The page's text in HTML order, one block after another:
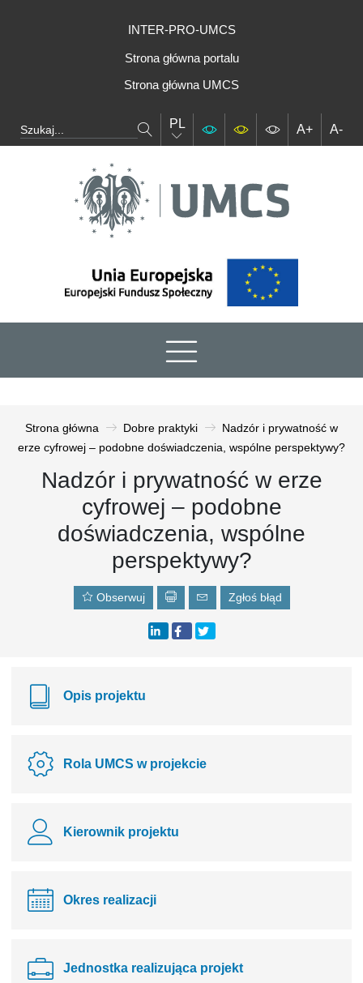
INTER-PRO-UMCS
Strona główna portalu
Strona główna UMCS
PL A+ A-
Strona główna Dobre praktyki
Nadzór i prywatność w
erze cyfrowej – podobne doświadczenia, wspólne perspektywy?
Nadzór i prywatność w erze
cyfrowej – podobne
doświadczenia, wspólne
perspektywy?
Obserwuj Zgłoś błąd
Opis projektu
Rola UMCS w projekcie
Kierownik projektu
Okres realizacji
Jednostka realizująca projekt